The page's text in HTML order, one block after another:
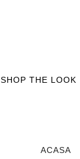
SHOP THE LOOK
ACASA